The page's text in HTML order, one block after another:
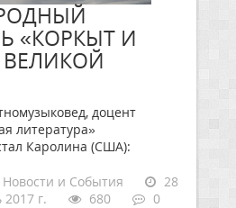
«КОРКЫТ И
доцент
литература»
Каролина (США):
и События
28
2017 г.
680 0